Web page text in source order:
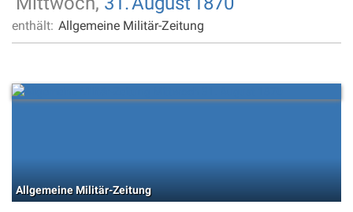
enthält: Allgemeine Militär-Zeitung
Allgemeine Militär-Zeitung